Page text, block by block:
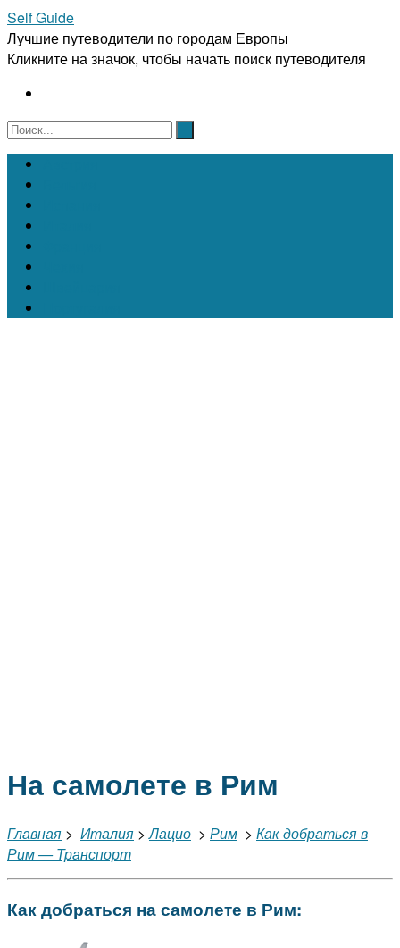
Self Guide
Лучшие путеводители по городам Европы
Кликните на значок, чтобы начать поиск путеводителя
На самолете в Рим
Главная > Италия >Лацио > Рим > Как добраться в
Рим — Транспорт
Как добраться на самолете в Рим: